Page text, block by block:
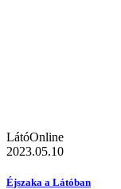
LátóOnline
2023.05.10
Éjszaka a Látóban